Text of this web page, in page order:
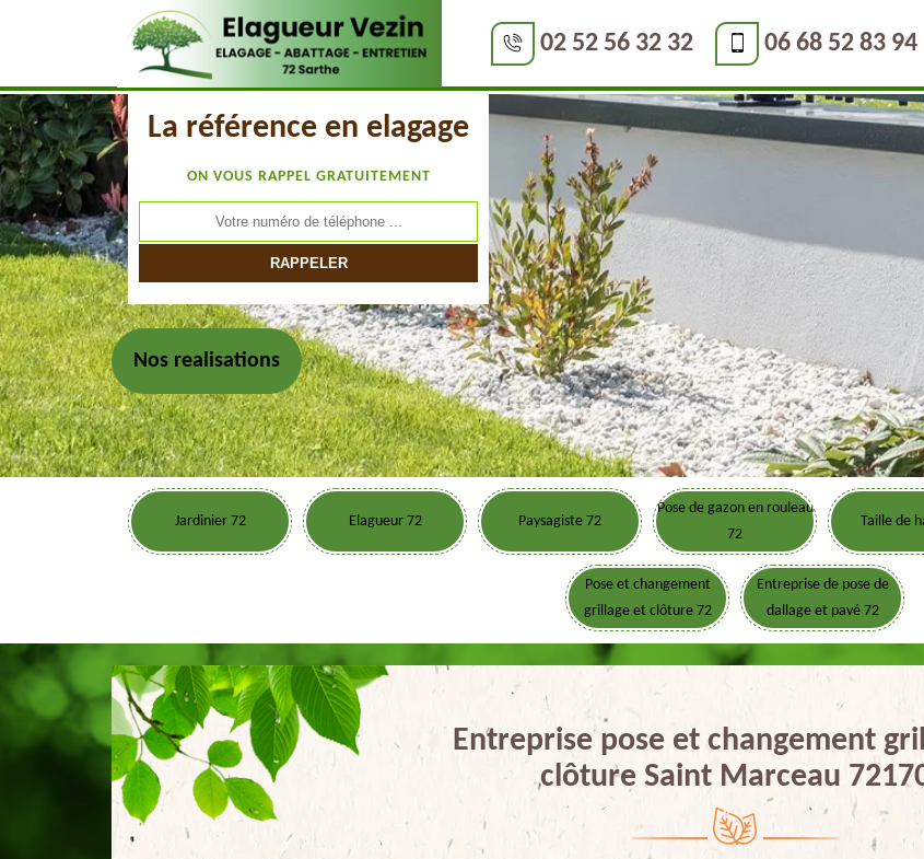
02 52 56 32 32 06 68 52 83 94
La référence en elagage
ON VOUS RAPPEL GRATUITEMENT
Nos realisations
Jardinier 72 Elagueur 72 Paysagiste 72
Pose de gazon en rouleau
72
Taille de
Pose et changement
grillage et clôture 72
Entreprise de pose de
dallage et pavé 72
Entreprise pose et changement
clôture Saint Marceau